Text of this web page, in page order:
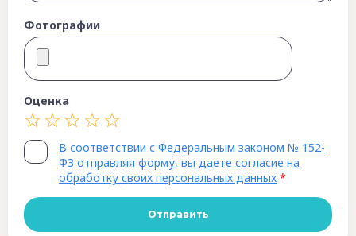
Фотографии
Оценка
В соответствии с Федеральным законом № 152-
ФЗ отправляя форму, вы даете согласие на
обработку своих персональных данных *